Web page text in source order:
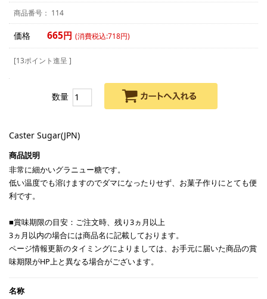
114
価格 665円 (消費税込:718円)
[13ポイント進呈 ]
数量
Caster Sugar(JPN)
非常に細かいグラニュー糖です。
低い温度でも溶けますのでダマになったりせず、お菓子作りにとても便
利です。
■賞味期限の目安：ご注文時、残り3ヵ月以上
3ヵ月以内の場合には商品名に記載しております。
ページ情報更新のタイミングによりましては、お手元に届いた商品の賞
味期限がHP上と異なる場合がございます。